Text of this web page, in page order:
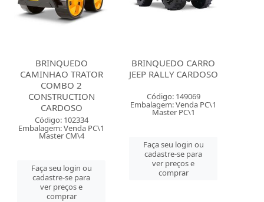
BRINQUEDO
CAMINHAO TRATOR
COMBO 2
CONSTRUCTION
CARDOSO
Código: 102334
Embalagem: Venda PC\1
Master CM\4
Faça seu login ou
cadastre-se para
ver preços e
comprar
BRINQUEDO CARRO
JEEP RALLY CARDOSO
Código: 149069
Embalagem: Venda PC\1
Master PC\1
Faça seu login ou
cadastre-se para
ver preços e
comprar